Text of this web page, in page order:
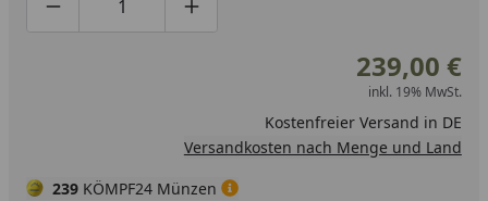
Produktmenge um eins verringern
Produktmenge manuell eingeben
Produktmenge um eins erhöhen
239,00 €
inkl. 19% MwSt.
Kostenfreier Versand in DE
Versandkosten nach Menge und Land
239 KÖMPF24 Münzen